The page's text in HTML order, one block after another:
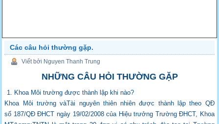
Các câu hỏi thường gặp.
Viết bởi Nguyen Thanh Trung
NHỮNG CÂU HỎI THƯỜNG GẶP
1. Khoa Môi trường được thành lập khi nào?
Khoa Môi trường vàTài nguyên thiên nhiên được thành lập theo QĐ
số 187/QĐ ĐHCT ngày 19/02/2008 của Hiệu trưởng Trường ĐHCT, Khoa